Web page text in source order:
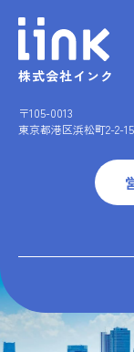
株式会社インク
〒105-0013
東京都港区浜松町2-2-